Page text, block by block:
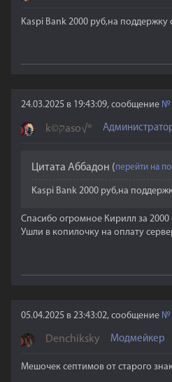
Kaspi Bank 2000 руб,на поддержку
24.03.2025 в 19:43:09, сообщение №
k©קaso√®
Цитата Аббадон (
Kaspi Bank 2000 руб,на
Спасибо огромное Кирилл за
Ушли в копилочку на оплату
05.04.2025 в 23:43:02, сообщение №
Denchiksky Модмейкер
Мешочек септимов от старого